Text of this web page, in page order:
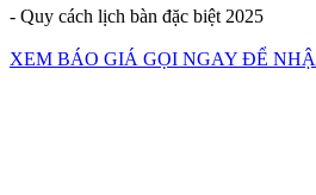
- Quy cách lịch bàn đặc biệt 2025
XEM BÁO GIÁ GỌI NGAY ĐỂ